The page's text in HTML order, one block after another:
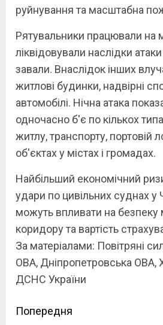
руйнування та масштабна
Рятувальники працювали на
ліквідовували наслідки
завали. Внаслідок інших
житлові будинки, надвірні
автомобілі. Нічна атака
одночасно б'є по кількох
житлу, транспорту, портовій
об'єктах у містах і громадах.
Найбільший економічний
удари по цивільних суднах у
можуть впливати на безпеку
коридору та вартість
За матеріалами: Повітряні
ОВА, Дніпропетровська ОВА,
ДСНС України
Continue
Попередня